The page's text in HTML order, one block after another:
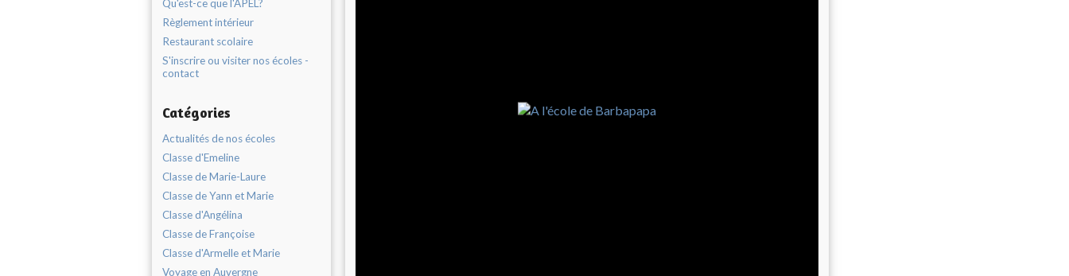
Qu'est-ce que l'APEL?
Règlement intérieur
Restaurant scolaire
S'inscrire ou visiter nos écoles -
contact
Catégories
Actualités de nos écoles
Classe d'Emeline
Classe de Marie-Laure
Classe de Yann et Marie
Classe d'Angélina
Classe de Françoise
Classe d'Armelle et Marie
Voyage en Auvergne